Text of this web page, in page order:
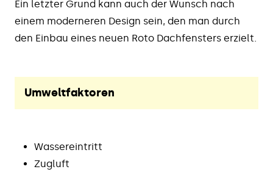
Ein letzter Grund kann auch der Wunsch nach
einem moderneren Design sein, den man durch
den Einbau eines neuen Roto Dachfensters erzielt.
Umweltfaktoren
Wassereintritt
Zugluft